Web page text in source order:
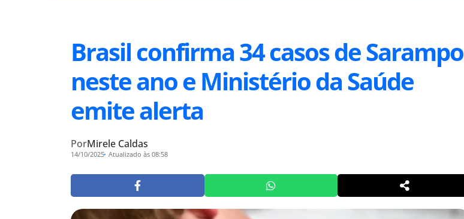
Brasil confirma 34 casos de Sarampo
neste ano e Ministério da Saúde
emite alerta
PorMirele Caldas
14/10/2025 Atualizado às 08:58